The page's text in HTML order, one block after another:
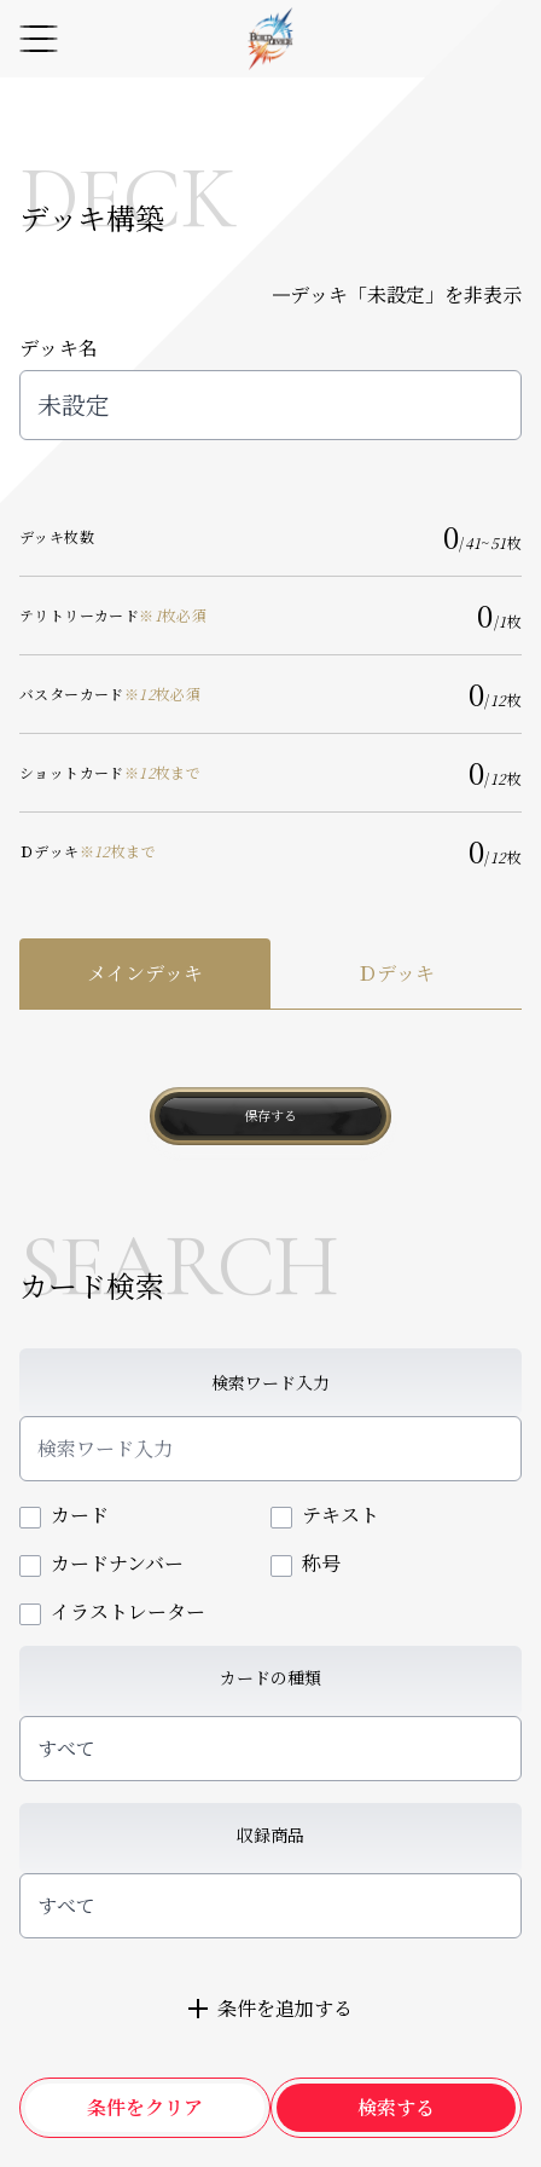
DECK
デッキ構築
デッキ「未設定 」を非表示
デッキ名
デッキ枚数 0/41~51枚
テリトリーカード※ 1枚必須 0/1枚
バスターカード※ 12枚必須 0/ 12枚
ショットカード※ 12枚まで 0/ 12枚
Ｄデッキ※ 12枚まで 0/ 12枚
メインデッキ Ｄデッキ
保存する
SEARCH
カード検索
検索ワード入力
カード
テキスト
カードナンバー
称号
イラストレーター
カードの種類
すべて
収録商品
すべて
条件を追加する
条件をクリア 検索する